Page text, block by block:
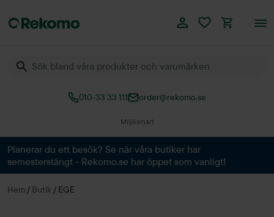
010-33 33 111 order@rekomo.se
Miljösmart
Planerar du ett besök? Se när våra butiker har
semesterstängt - Rekomo.se har öppet som vanligt!
Hem / Butik / EGE